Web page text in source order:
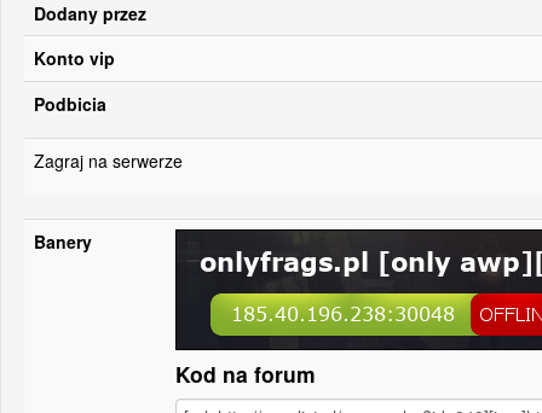
Dodany przez
Konto vip
Podbicia
Zagraj na serwerze
Banery
Kod na forum